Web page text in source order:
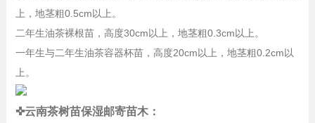
上，地茎粗0.5cm以上。
二年生油茶裸根苗，高度30cm以上，地茎粗0.3cm以上。
一年生与二年生油茶容器杯苗，高度20cm以上，地茎粗0.2cm以
上。
✜云南茶树苗保湿邮寄苗木：